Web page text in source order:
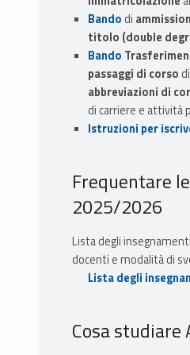
Bando di
titolo (double
Bando
passaggi di corso
abbreviazioni di
di carriere e attività
Istruzioni per
Frequentare
2025/2026
Lista degli
docenti e modalità di
Lista degli
Cosa studiare